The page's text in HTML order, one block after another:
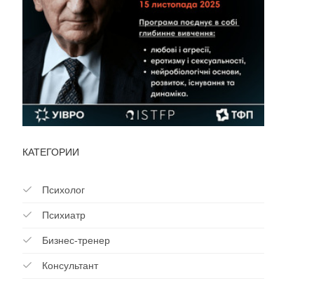
КАТЕГОРИИ
Психолог
Психиатр
Бизнес-тренер
Консультант